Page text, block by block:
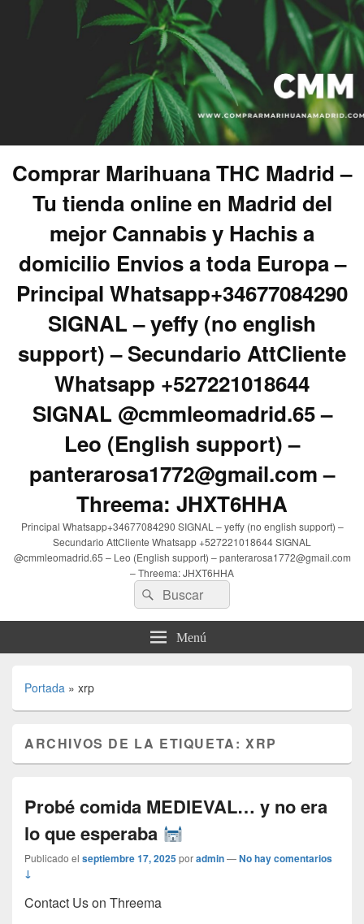
Comprar Marihuana THC Madrid –
Tu tienda online en Madrid del
mejor Cannabis y Hachis a
domicilio Envios a toda Europa –
Principal Whatsapp+34677084290
SIGNAL – yeffy (no english
support) – Secundario AttCliente
Whatsapp +527221018644
SIGNAL @cmmleomadrid.65 –
Leo (English support) –
panterarosa1772@gmail.com –
Threema: JHXT6HHA
Principal Whatsapp+34677084290 SIGNAL – yeffy (no english support) –
Secundario AttCliente Whatsapp +527221018644 SIGNAL
@cmmleomadrid.65 – Leo (English support) – panterarosa1772@gmail.com
– Threema: JHXT6HHA
Buscar
por:
Buscar
Menú
Portada » xrp
ARCHIVOS DE LA ETIQUETA:XRP
Probé comida MEDIEVAL… y no era
lo que esperaba
Publicado el septiembre 17, 2025poradmin—No hay comentarios
↓
Contact Us on Threema